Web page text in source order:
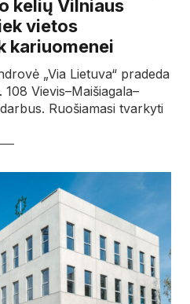
kelių Vilniaus
vietos
kariuomenei
„Via Lietuva“ pradeda
Vievis–Maišiagala–
Ruošiamasi tvarkyti